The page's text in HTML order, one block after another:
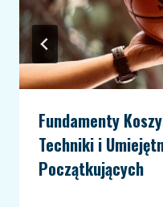
Fundamenty
Techniki i
Początkujących